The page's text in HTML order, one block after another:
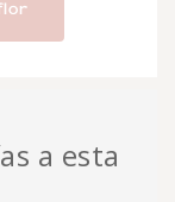
a esta